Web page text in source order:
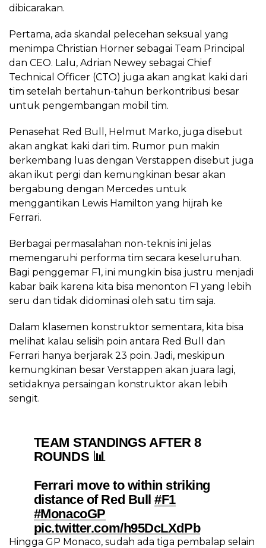
dibicarakan.
Pertama, ada skandal pelecehan seksual yang
menimpa Christian Horner sebagai Team Principal
dan CEO. Lalu, Adrian Newey sebagai Chief
Technical Officer (CTO) juga akan angkat kaki dari
tim setelah bertahun-tahun berkontribusi besar
untuk pengembangan mobil tim.
Penasehat Red Bull, Helmut Marko, juga disebut
akan angkat kaki dari tim. Rumor pun makin
berkembang luas dengan Verstappen disebut juga
akan ikut pergi dan kemungkinan besar akan
bergabung dengan Mercedes untuk
menggantikan Lewis Hamilton yang hijrah ke
Ferrari.
Berbagai permasalahan non-teknis ini jelas
memengaruhi performa tim secara keseluruhan.
Bagi penggemar F1, ini mungkin bisa justru menjadi
kabar baik karena kita bisa menonton F1 yang lebih
seru dan tidak didominasi oleh satu tim saja.
Dalam klasemen konstruktor sementara, kita bisa
melihat kalau selisih poin antara Red Bull dan
Ferrari hanya berjarak 23 poin. Jadi, meskipun
kemungkinan besar Verstappen akan juara lagi,
setidaknya persaingan konstruktor akan lebih
sengit.
TEAM STANDINGS AFTER 8
ROUNDS 📊
Ferrari move to within striking
distance of Red Bull#F1
#MonacoGP
pic.twitter.com/h95DcLXdPb
Hingga GP Monaco, sudah ada tiga pembalap selain